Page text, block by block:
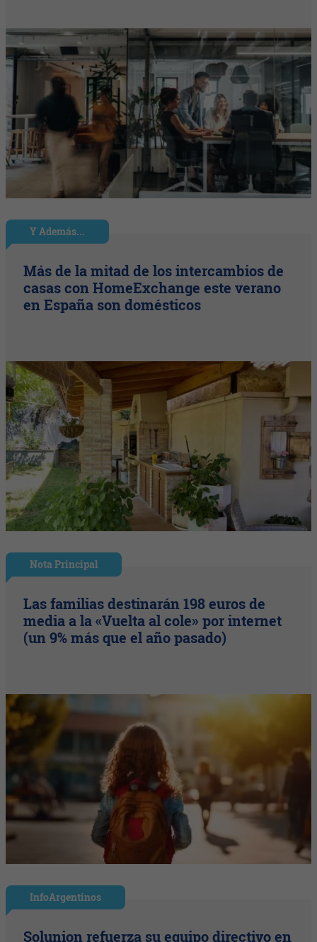
Y Además...
Más de la mitad de los intercambios de
casas con HomeExchange este verano
en España son domésticos
Nota Principal
Las familias destinarán 198 euros de
media a la «Vuelta al cole» por internet
(un 9% más que el año pasado)
InfoArgentinos
Solunion refuerza su equipo directivo en